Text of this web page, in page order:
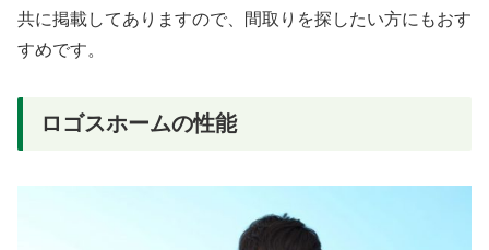
共に掲載してありますので、間取りを探したい方にもおす
すめです。
ロゴスホームの性能